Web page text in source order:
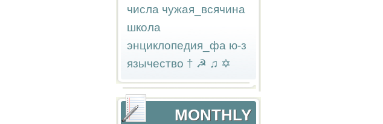
числа чужая_всячина
школа
энциклопедия_фа ю-з
язычество † ☭ ♫ ✡
MONTHLY